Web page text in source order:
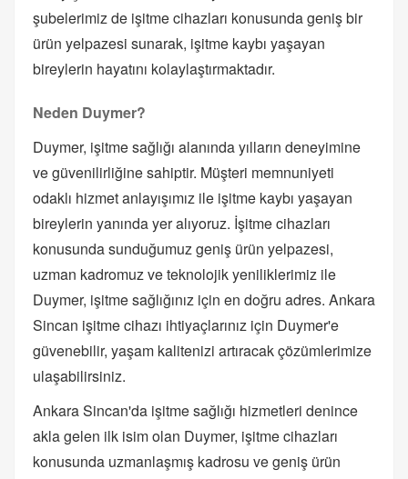
şubelerimiz de işitme cihazları konusunda geniş bir
ürün yelpazesi sunarak, işitme kaybı yaşayan
bireylerin hayatını kolaylaştırmaktadır.
Neden Duymer?
Duymer, işitme sağlığı alanında yılların deneyimine
ve güvenilirliğine sahiptir. Müşteri memnuniyeti
odaklı hizmet anlayışımız ile işitme kaybı yaşayan
bireylerin yanında yer alıyoruz. İşitme cihazları
konusunda sunduğumuz geniş ürün yelpazesi,
uzman kadromuz ve teknolojik yeniliklerimiz ile
Duymer, işitme sağlığınız için en doğru adres. Ankara
Sincan işitme cihazı ihtiyaçlarınız için Duymer'e
güvenebilir, yaşam kalitenizi artıracak çözümlerimize
ulaşabilirsiniz.
Ankara Sincan'da işitme sağlığı hizmetleri denince
akla gelen ilk isim olan Duymer, işitme cihazları
konusunda uzmanlaşmış kadrosu ve geniş ürün